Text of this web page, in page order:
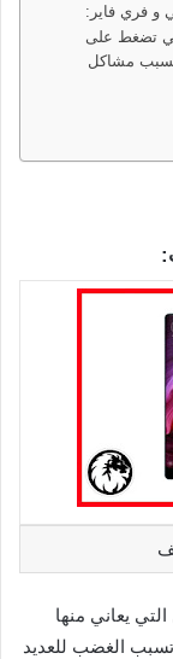
تضغط على
يسبب مشاكل
يعاني منها
الغضب للعديد